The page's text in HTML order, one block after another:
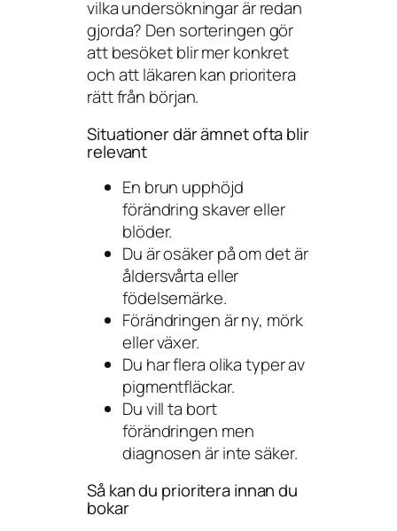
vilka undersökningar är redan
gjorda? Den sorteringen gör
att besöket blir mer konkret
och att läkaren kan prioritera
rätt från början.
Situationer där ämnet ofta blir
relevant
En brun upphöjd
förändring skaver eller
blöder.
Du är osäker på om det är
åldersvårta eller
födelsemärke.
Förändringen är ny, mörk
eller växer.
Du har flera olika typer av
pigmentfläckar.
Du vill ta bort
förändringen men
diagnosen är inte säker.
Så kan du prioritera innan du
bokar